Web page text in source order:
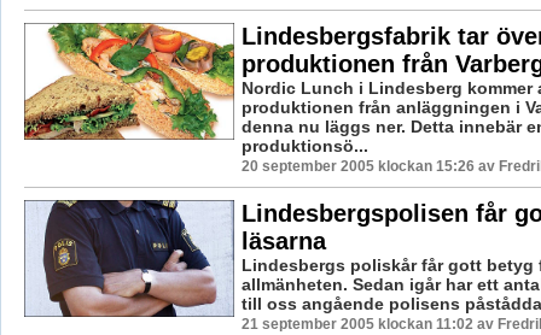
Lindesbergsfabrik tar
produktionen från
Nordic Lunch i Lindesberg kommer
produktionen från anläggningen i
denna nu läggs ner. Detta innebär
produktionsö...
20 september 2005 klockan 15:26 av
Lindesbergspolisen får
läsarna
Lindesbergs poliskår får gott betyg
allmänheten. Sedan igår har ett
till oss angående polisens
21 september 2005 klockan 11:02 av